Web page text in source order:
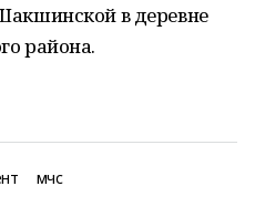
в деревне
района.
мчс